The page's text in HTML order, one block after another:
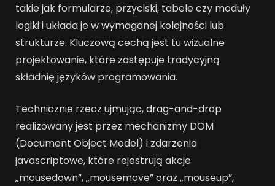
takie jak formularze, przyciski, tabele czy moduły
logiki i układa je w wymaganej kolejności lub
strukturze. Kluczową cechą jest tu wizualne
projektowanie, które zastępuje tradycyjną
składnię języków programowania.
Technicznie rzecz ujmując, drag-and-drop
realizowany jest przez mechanizmy DOM
(Document Object Model) i zdarzenia
javascriptowe, które rejestrują akcje
„mousedown”, „mousemove” oraz „mouseup”,